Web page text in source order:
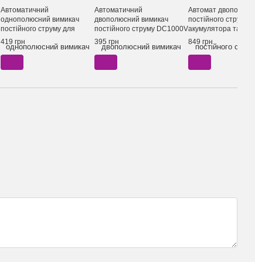
Автоматичний
однополюсний вимикач
постійного струму для
акумулятора 1P C DC 250V
TOMZN TOB1Z-125 10kA
100А
419 грн
Автоматичний
двополюсний вимикач
постійного струму DC1000V
2Р TOMZN TOB7Z-63 6kA
16А
395 грн
Автомат
постійного струму
акумулятора та
2P 150A DC240V
DZ47B-125 6kA,
849 грн